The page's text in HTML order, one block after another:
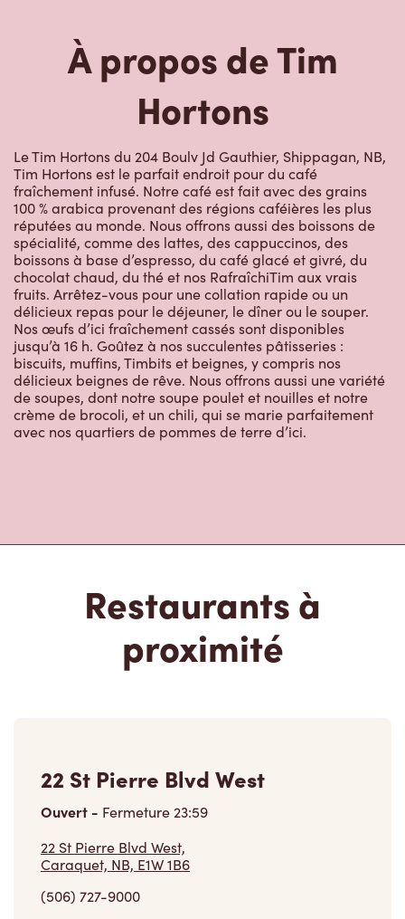
À propos de Tim
Hortons
Le Tim Hortons du 204 Boulv Jd Gauthier, Shippagan, NB,
Tim Hortons est le parfait endroit pour du café
fraîchement infusé. Notre café est fait avec des grains
100 % arabica provenant des régions caféières les plus
réputées au monde. Nous offrons aussi des boissons de
spécialité, comme des lattes, des cappuccinos, des
boissons à base d’espresso, du café glacé et givré, du
chocolat chaud, du thé et nos RafraîchiTim aux vrais
fruits. Arrêtez-vous pour une collation rapide ou un
délicieux repas pour le déjeuner, le dîner ou le souper.
Nos œufs d’ici fraîchement cassés sont disponibles
jusqu’à 16 h. Goûtez à nos succulentes pâtisseries :
biscuits, muffins, Timbits et beignes, y compris nos
délicieux beignes de rêve. Nous offrons aussi une variété
de soupes, dont notre soupe poulet et nouilles et notre
crème de brocoli, et un chili, qui se marie parfaitement
avec nos quartiers de pommes de terre d’ici.
Restaurants à
proximité
22 St Pierre Blvd West
Ouvert - Fermeture23:59
22 St Pierre Blvd West,
Caraquet, NB, E1W 1B6
(506) 727-9000